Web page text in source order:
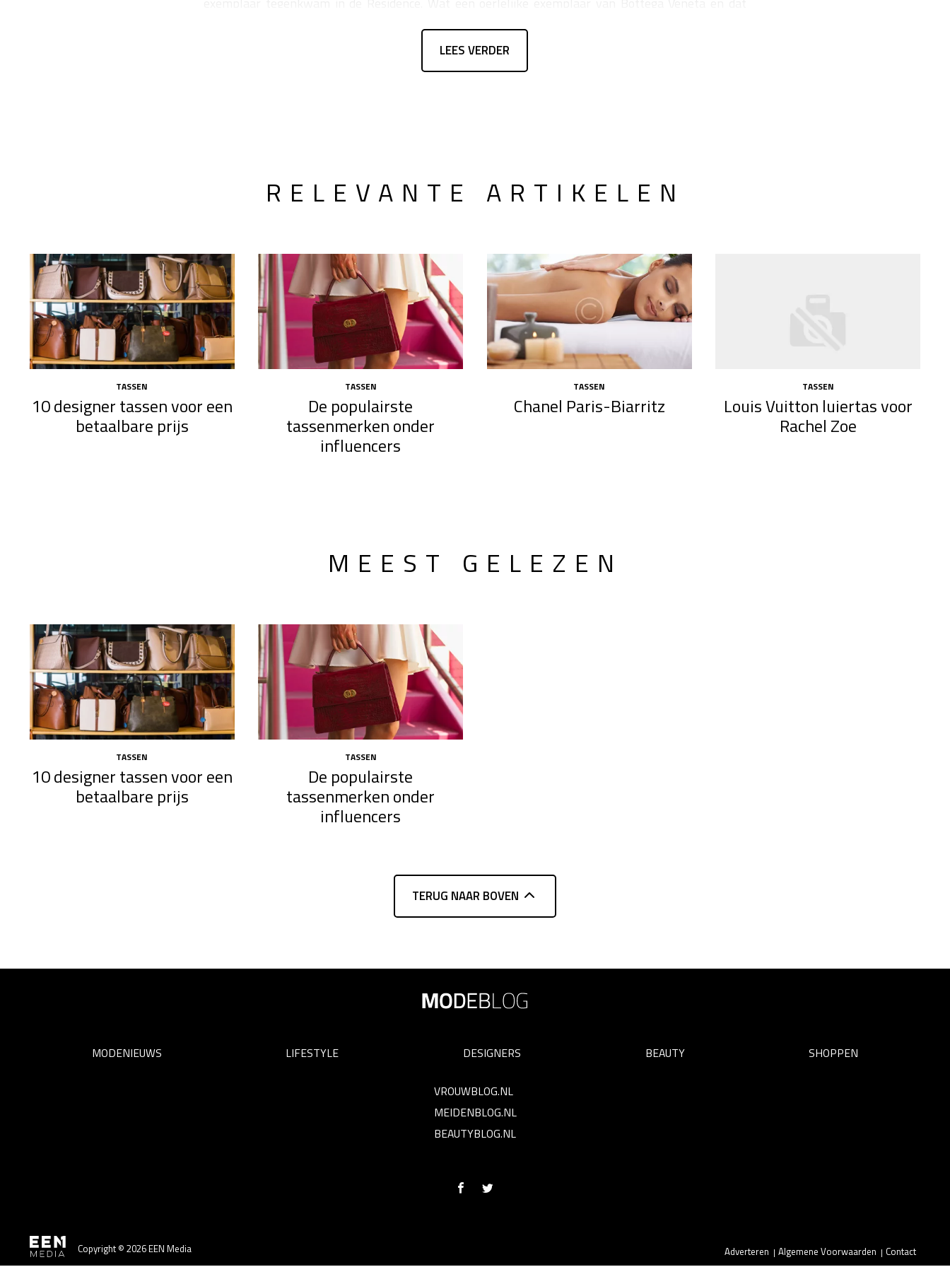
LEES VERDER
RELEVANTE ARTIKELEN
TASSEN
10 designer tassen voor een
betaalbare prijs
TASSEN
De populairste
tassenmerken onder
influencers
TASSEN
Chanel Paris-Biarritz
TASSEN
Louis Vuitton luiertas voor
Rachel Zoe
MEEST GELEZEN
TASSEN
10 designer tassen voor een
betaalbare prijs
TASSEN
De populairste
tassenmerken onder
influencers
TERUG NAAR BOVEN
MODENIEUWS LIFESTYLE DESIGNERS BEAUTY SHOPPEN
VROUWBLOG.NL
MEIDENBLOG.NL
BEAUTYBLOG.NL
Copyright © 2026 EEN Media Adverteren Algemene Voorwaarden Contact